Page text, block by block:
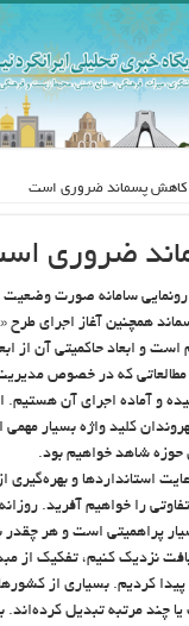
کاهش پسماند ضروری است
ضروری
رونمایی سامانه صورت وضعیت
همچنین آغاز اجرای
است و ابعاد حاکمیتی آن از
که در خصوص
و آماده اجرای آن
کلید واژه بسیار
حوزه شاهد خواهیم بود.
استانداردها و
پراهمیتی است و هر چقدر
نزدیک کنیم، تفکیک از
کردیم. بسیاری از
چند مرتبه تبدیل